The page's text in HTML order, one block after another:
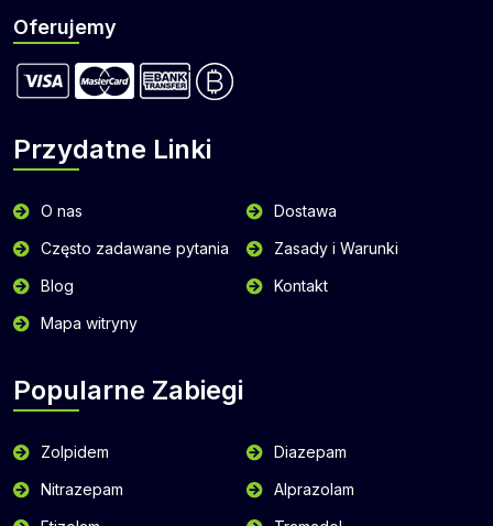
Oferujemy
Przydatne Linki
O nas
Dostawa
Często zadawane pytania
Zasady i Warunki
Blog
Kontakt
Mapa witryny
Popularne Zabiegi
Zolpidem
Diazepam
Nitrazepam
Alprazolam